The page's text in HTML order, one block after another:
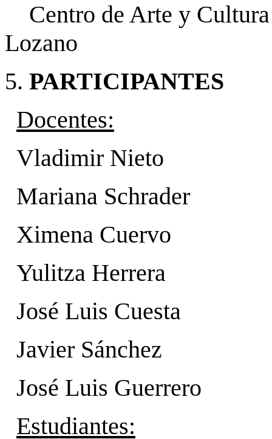
Centro de Arte y Cultura
Lozano
5. PARTICIPANTES
Docentes:
Vladimir Nieto
Mariana Schrader
Ximena Cuervo
Yulitza Herrera
José Luis Cuesta
Javier Sánchez
José Luis Guerrero
Estudiantes: